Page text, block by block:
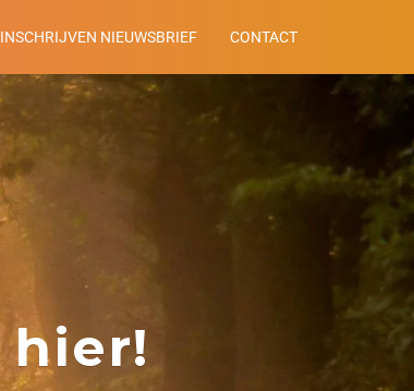
INSCHRIJVEN NIEUWSBRIEF CONTACT